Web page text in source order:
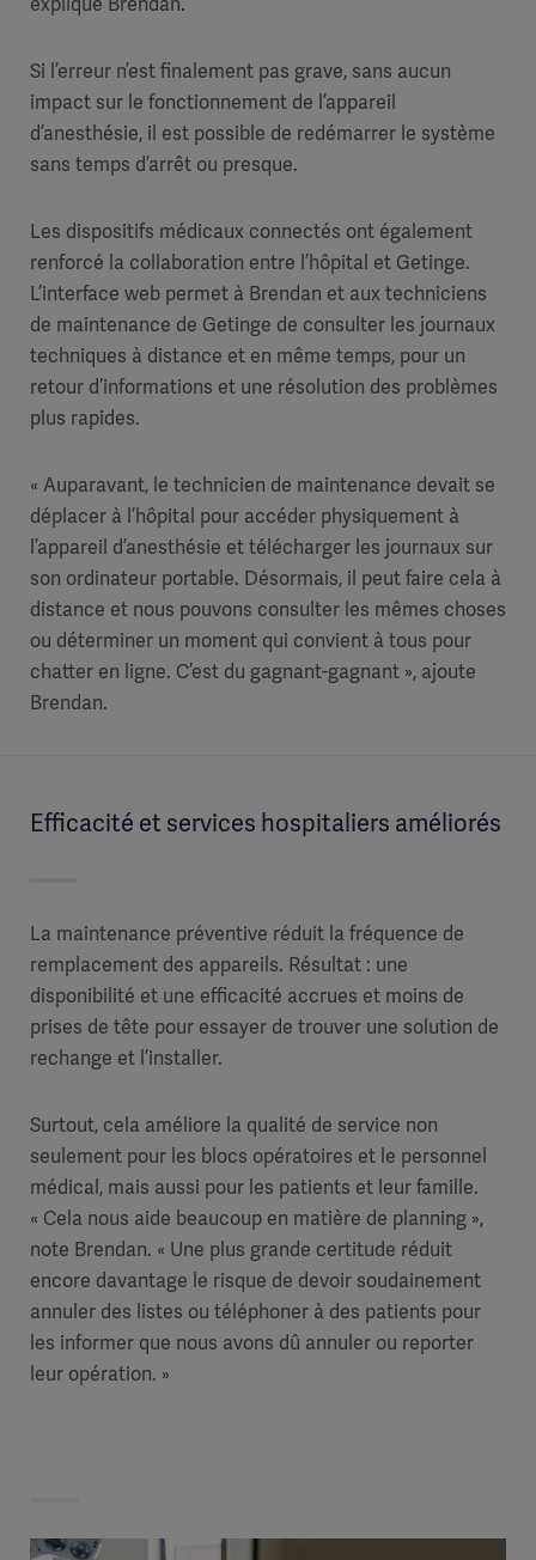
Si l’erreur n’est finalement pas grave, sans aucun
impact sur le fonctionnement de l’appareil
d’anesthésie, il est possible de redémarrer le système
sans temps d’arrêt ou presque.
Les dispositifs médicaux connectés ont également
renforcé la collaboration entre l’hôpital et Getinge.
L’interface web permet à Brendan et aux techniciens
de maintenance de Getinge de consulter les journaux
techniques à distance et en même temps, pour un
retour d’informations et une résolution des problèmes
plus rapides.
« Auparavant, le technicien de maintenance devait se
déplacer à l’hôpital pour accéder physiquement à
l’appareil d’anesthésie et télécharger les journaux sur
son ordinateur portable. Désormais, il peut faire cela à
distance et nous pouvons consulter les mêmes choses
ou déterminer un moment qui convient à tous pour
chatter en ligne. C’est du gagnant-gagnant », ajoute
Brendan.
Efficacité et services hospitaliers améliorés
La maintenance préventive réduit la fréquence de
remplacement des appareils. Résultat : une
disponibilité et une efficacité accrues et moins de
prises de tête pour essayer de trouver une solution de
rechange et l’installer.
Surtout, cela améliore la qualité de service non
seulement pour les blocs opératoires et le personnel
médical, mais aussi pour les patients et leur famille.
« Cela nous aide beaucoup en matière de planning »,
note Brendan. « Une plus grande certitude réduit
encore davantage le risque de devoir soudainement
annuler des listes ou téléphoner à des patients pour
les informer que nous avons dû annuler ou reporter
leur opération. »